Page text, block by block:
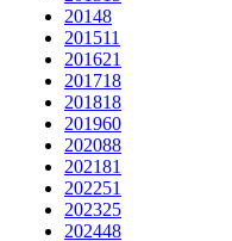
20148
201511
201621
201718
201818
201960
202088
202181
202251
202325
202448